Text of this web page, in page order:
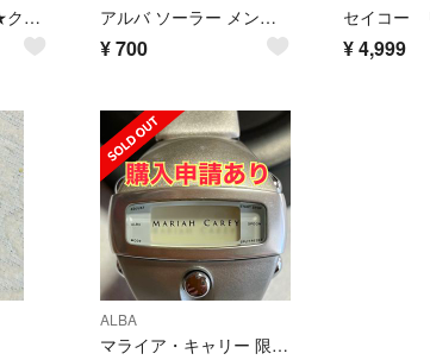
ディズニータイム★クォーツ ALBA 腕時計 ★ミニーマウス★美品★ビンテージ アルバ ソーラー メンズ腕時計
¥700 ¥4,999
ALBA
マライア・キャリー 限定腕時計 SPOON ALBA SEIKO